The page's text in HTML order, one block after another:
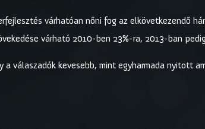
várhatóan nőni fog az elkövetkezendő
várható 2010-ben 23%-ra, 2013-ban
a válaszadók kevesebb, mint egyharmada nyitott